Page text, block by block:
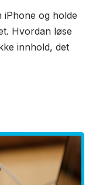
iPhone og holde
Hvordan løse
innhold, det